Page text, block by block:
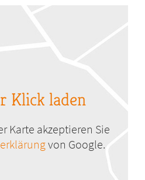
Klick laden
Karte akzeptieren Sie
von Google.